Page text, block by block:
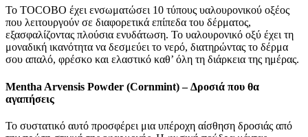
Το TOCOBO έχει ενσωματώσει 10 τύπους υαλουρονικού οξέος
που λειτουργούν σε διαφορετικά επίπεδα του δέρματος,
εξασφαλίζοντας πλούσια ενυδάτωση. Το υαλουρονικό οξύ έχει τη
μοναδική ικανότητα να δεσμεύει το νερό, διατηρώντας το δέρμα
σου απαλό, φρέσκο και ελαστικό καθ’ όλη τη διάρκεια της ημέρας.
Mentha Arvensis Powder (Cornmint) – Δροσιά που θα
αγαπήσεις
Το συστατικό αυτό προσφέρει μια υπέροχη αίσθηση δροσιάς από